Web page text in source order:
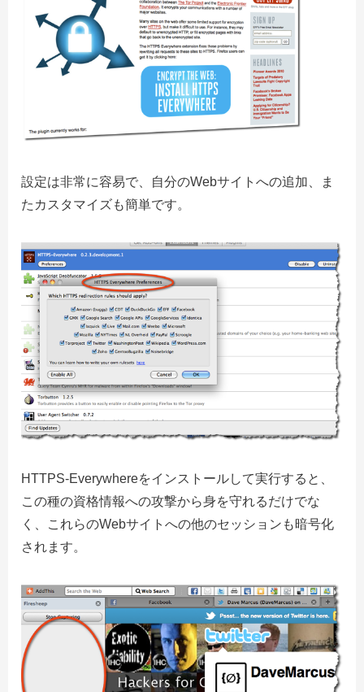
設定は非常に容易で、自分のWebサイトへの追加、ま
たカスタマイズも簡単です。
HTTPS-Everywhereをインストールして実行すると、
この種の資格情報への攻撃から身を守れるだけでな
く、これらのWebサイトへの他のセッションも暗号化
されます。